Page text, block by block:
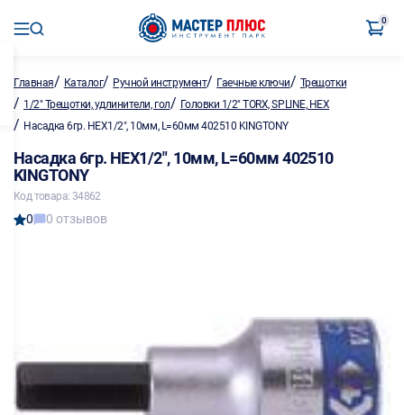
0
Главная/ Каталог/ Ручной инструмент/ Гаечные ключи/ Трещотки
/ 1/2" Трещотки, удлинители, гол/ Головки 1/2" TORX, SPLINE, HEX
/ Насадка 6гр. HEX1/2", 10мм, L=60мм 402510 KINGTONY
Насадка 6гр. HEX1/2", 10мм, L=60мм 402510
KINGTONY
Код товара: 34862
0 0 отзывов